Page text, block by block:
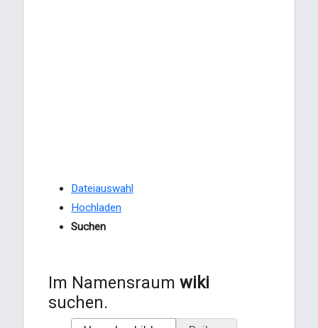
Dateiauswahl
Hochladen
Suchen
Im Namensraum wiki
suchen.